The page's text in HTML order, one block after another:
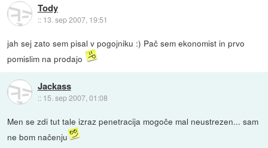
Tody
:: 13. sep 2007, 19:51
jah sej zato sem pisal v pogojniku :) Pač sem ekonomist in prvo
pomislim na prodajo
Jackass
:: 15. sep 2007, 01:08
Men se zdi tut tale izraz penetracija mogoče mal neustrezen... sam
ne bom načenju